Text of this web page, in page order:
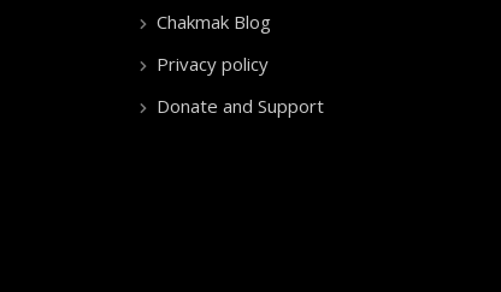
Chakmak Blog
Privacy policy
Donate and Support